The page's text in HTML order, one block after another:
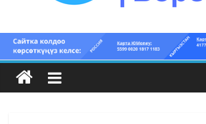
Кыргыз
маданият